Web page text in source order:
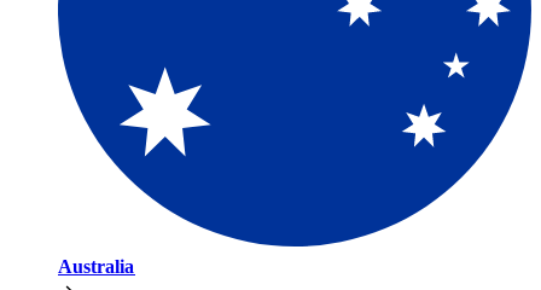
Australia​​